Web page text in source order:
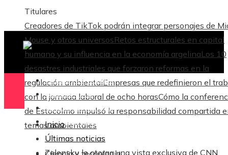
Titulares
Creadores de TikTok podrán integrar personajes de
Mouse y otros universosRetos estructurales en capital
humano y su influencia en la economía argelinaLos 10
desastres industriales que forzaron reformas en la
regulación ambientalEmpresas que redefinieron el
con la jornada laboral de ocho horasCómo la
de Estocolmo impulsó la responsabilidad compartida
temas ambientales
Ciencia y tecnología
Cultura y ocio
Ciencia y tecnología
Responsabilidad Social
Inicio
Últimas noticias
Zelensky le otorga una vista exclusiva de CNN